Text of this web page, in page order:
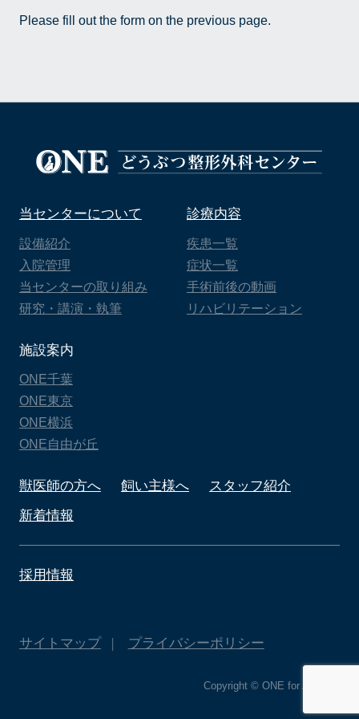
Please fill out the form on the previous page.
当センターについて
設備紹介
入院管理
当センターの取り組み
研究・講演・執筆
診療内容
疾患一覧
症状一覧
手術前後の動画
リハビリテーション
施設案内
ONE千葉
ONE東京
ONE横浜
ONE自由が丘
獣医師の方へ 飼い主様へ
スタッフ紹介
新着情報
採用情報
サイトマップ プライバシーポリシー
Copyright © ONE for Animals